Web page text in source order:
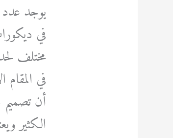
يوجد عدد
في
مختلف
في
أن
الكثير